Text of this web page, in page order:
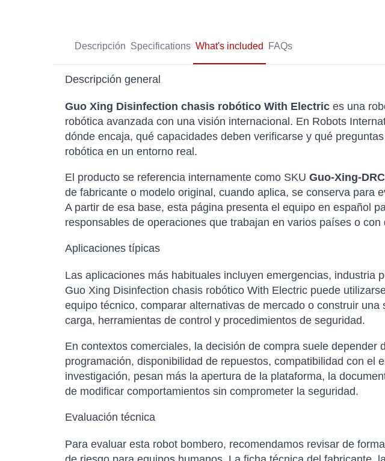
Descripción Specifications What's included FAQs
Descripción general
Guo Xing Disinfection chasis robótico With Electric es una
robótica avanzada con una visión internacional. En Robots
dónde encaja, qué capacidades deben verificarse y qué
robótica en un entorno real.
El producto se referencia internamente como SKU Guo-Xing-
de fabricante o modelo original, cuando aplica, se conserva para
A partir de esa base, esta página presenta el equipo en español
responsables de operaciones que trabajan en varios países o
Aplicaciones típicas
Las aplicaciones más habituales incluyen emergencias, industria
Guo Xing Disinfection chasis robótico With Electric puede
equipo técnico, comparar alternativas de mercado o construir
carga, herramientas de control y procedimientos de seguridad.
En contextos comerciales, la decisión de compra suele
programación, disponibilidad de repuestos, compatibilidad con
investigación, pesan más la apertura de la plataforma, la
de modificar comportamientos sin comprometer la seguridad.
Evaluación técnica
Para evaluar esta robot bombero, recomendamos revisar de